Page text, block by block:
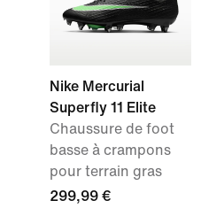
Nike Mercurial
Superfly 11 Elite
Chaussure de foot
basse à crampons
pour terrain gras
299,99 €